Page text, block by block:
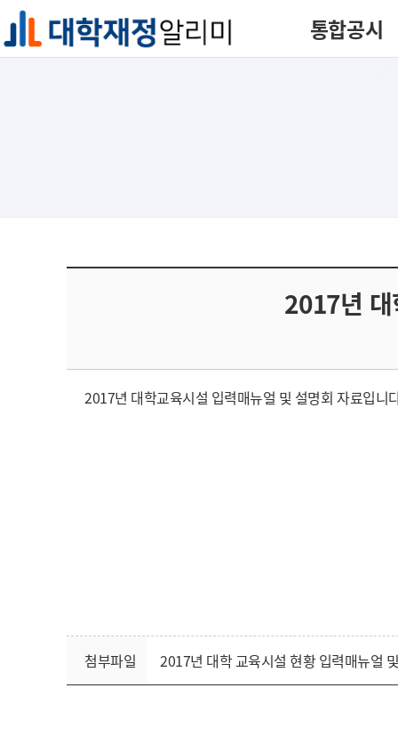
통합공시
2017년 대
2017년 대학교육시설 입력매뉴얼 및 설명회 자료입니
첨부파일 2017년 대학 교육시설 현황 입력매뉴얼